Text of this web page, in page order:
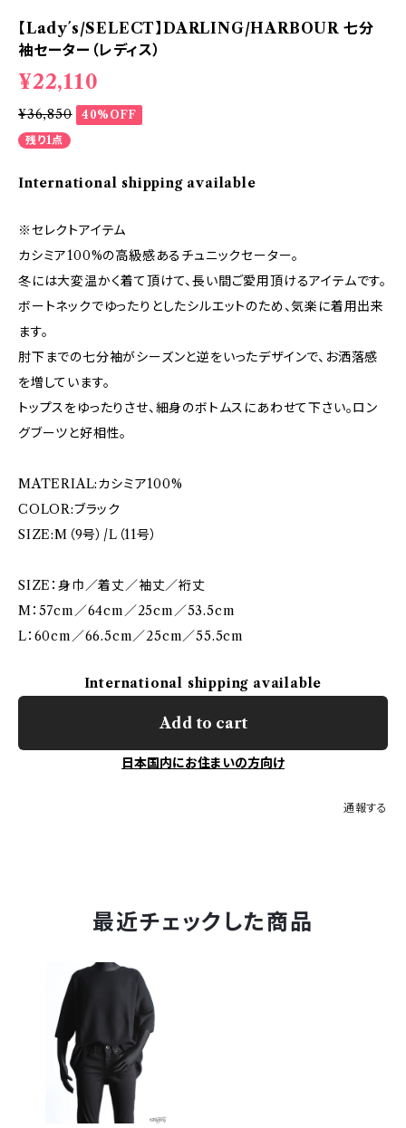
【Lady´s/SELECT】DARLING/HARBOUR 七分
袖セーター（レディス）
¥22,110
¥36,850
40%OFF
残り1点
International shipping available
※セレクトアイテム
カシミア100%の高級感あるチュニックセーター。
冬には大変温かく着て頂けて、長い間ご愛用頂けるアイテムです。
ボートネックでゆったりとしたシルエットのため、気楽に着用出来
ます。
肘下までの七分袖がシーズンと逆をいったデザインで、お洒落感
を増しています。
トップスをゆったりさせ、細身のボトムスにあわせて下さい。ロン
グブーツと好相性。
MATERIAL:カシミア100%
COLOR:ブラック
SIZE:M（9号）/L（11号）
SIZE：身巾／着丈／袖丈／裄丈
M：57cm／64cm／25cm／53.5cm
L：60cm／66.5cm／25cm／55.5cm
International shipping available
Add to cart
日本国内にお住まいの方向け
通報する
最近チェックした商品